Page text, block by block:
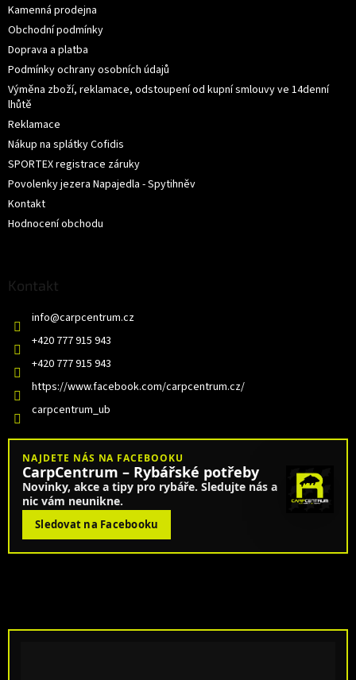
Kamenná prodejna
Obchodní podmínky
Doprava a platba
Podmínky ochrany osobních údajů
Výměna zboží, reklamace, odstoupení od kupní smlouvy ve 14denní
lhůtě
Reklamace
Nákup na splátky Cofidis
SPORTEX registrace záruky
Povolenky jezera Napajedla - Spytihněv
Kontakt
Hodnocení obchodu
Kontakt
info@carpcentrum.cz
+420 777 915 943
+420 777 915 943
https://www.facebook.com/carpcentrum.cz/
carpcentrum_ub
NAJDETE NÁS NA FACEBOOKU
CarpCentrum – Rybářské potřeby
Novinky, akce a tipy pro rybáře. Sledujte nás a
nic vám neunikne.
Sledovat na Facebooku